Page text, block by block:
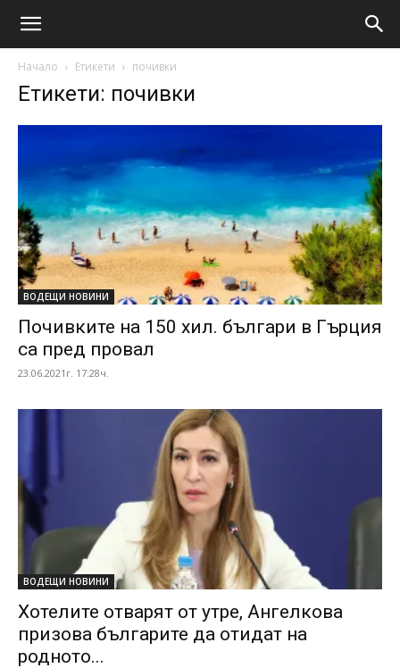
Начало Етикети почивки
Етикети: почивки
ВОДЕЩИ НОВИНИ
Почивките на 150 хил. българи в Гърция
са пред провал
23.06.2021г. 17:28ч.
ВОДЕЩИ НОВИНИ
Хотелите отварят от утре, Ангелкова
призова българите да отидат на
родното...